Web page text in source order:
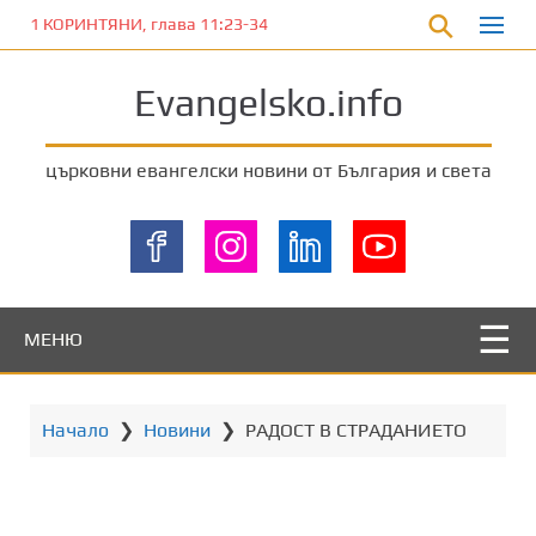
1 КОРИНТЯНИ, глава 11:23-34
Evangelsko.info
църковни евангелски новини от България и света
МЕНЮ
Начало ❯ Новини ❯ РАДОСТ В СТРАДАНИЕТО